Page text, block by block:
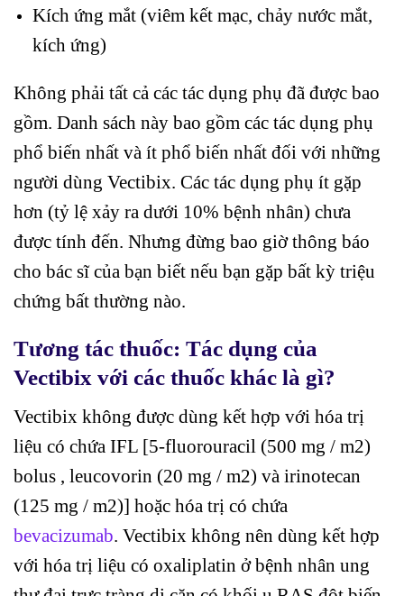
Kích ứng mắt (viêm kết mạc, chảy nước mắt,
kích ứng)
Không phải tất cả các tác dụng phụ đã được bao
gồm. Danh sách này bao gồm các tác dụng phụ
phổ biến nhất và ít phổ biến nhất đối với những
người dùng Vectibix. Các tác dụng phụ ít gặp
hơn (tỷ lệ xảy ra dưới 10% bệnh nhân) chưa
được tính đến. Nhưng đừng bao giờ thông báo
cho bác sĩ của bạn biết nếu bạn gặp bất kỳ triệu
chứng bất thường nào.
Tương tác thuốc: Tác dụng của
Vectibix với các thuốc khác là gì?
Vectibix không được dùng kết hợp với hóa trị
liệu có chứa IFL [5-fluorouracil (500 mg / m2)
bolus , leucovorin (20 mg / m2) và irinotecan
(125 mg / m2)] hoặc hóa trị có chứa
bevacizumab. Vectibix không nên dùng kết hợp
với hóa trị liệu có oxaliplatin ở bệnh nhân ung